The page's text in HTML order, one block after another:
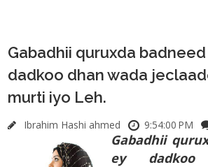
Gabadhii quruxda
dadkoo dhan wada
murti iyo Leh.
Ibrahim Hashi ahmed 9:54:00 PM
Gabadhii
ey